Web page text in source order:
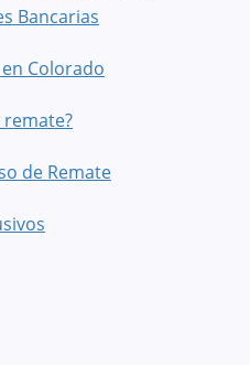
Bancarias
Colorado
de Remate